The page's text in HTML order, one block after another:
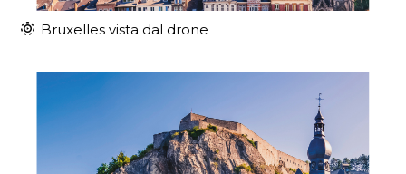
Bruxelles vista dal drone